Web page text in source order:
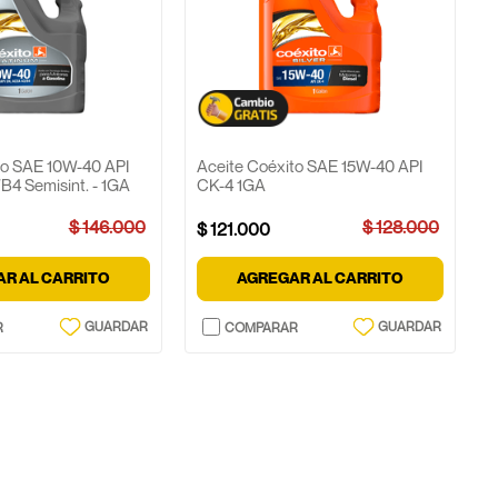
SAE 10W-40 API
Semisint. - 1GA
$146.000
AL CARRITO
Aceite Coéxito SAE 15W-40 API
CK-4 1GA
$121.000 $128.000
AGREGAR AL CARRITO